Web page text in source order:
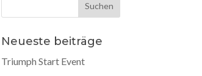
Neueste beiträge
Triumph Start Event